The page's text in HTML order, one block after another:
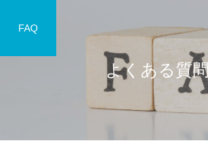
よくある質問
FAQ